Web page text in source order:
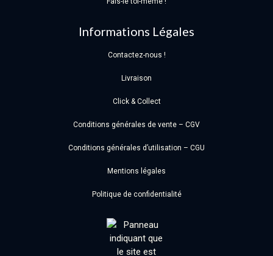
Informations Légales
Contactez-nous !
Livraison
Click & Collect
Conditions générales de vente – CGV
Conditions générales d’utilisation – CGU
Mentions légales
Politique de confidentialité